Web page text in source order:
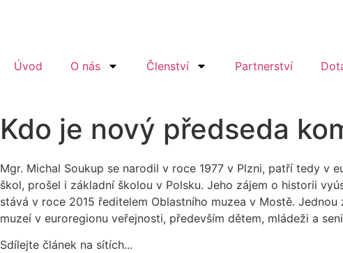
Úvod O nás Členství Partnerství
Kdo je nový předseda
Mgr. Michal Soukup se narodil v roce 1977 v Plzni, patří tedy v
škol, prošel i základní školou v Polsku. Jeho zájem o historii
stává v roce 2015 ředitelem Oblastního muzea v Mostě.
muzeí v euroregionu veřejnosti, především dětem, mládeži a
Sdílejte článek na sítích...